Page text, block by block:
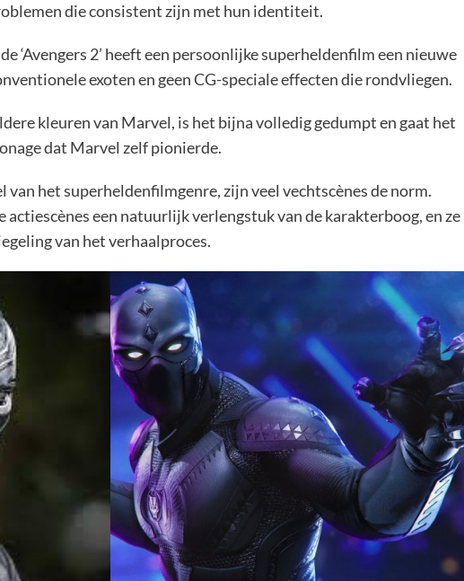
die consistent zijn met hun identiteit.
‘Avengers 2’ heeft een persoonlijke superheldenfilm een ​​nieuwe
exoten en geen CG-speciale effecten die rondvliegen.
kleuren van Marvel, is het bijna volledig gedumpt en gaat het
dat Marvel zelf pionierde.
het superheldenfilmgenre, zijn veel vechtscènes de norm.
actiescènes een natuurlijk verlengstuk van de karakterboog, en ze
van het verhaalproces.